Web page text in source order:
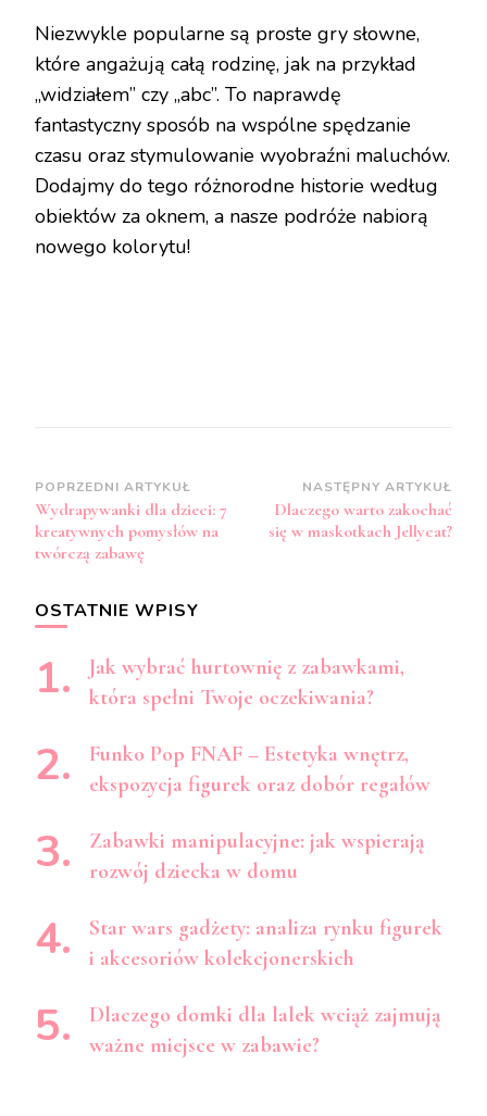
Niezwykle popularne są proste gry słowne,
które angażują całą rodzinę, jak na przykład
„widziałem” czy „abc”. To naprawdę
fantastyczny sposób na wspólne spędzanie
czasu oraz stymulowanie wyobraźni maluchów.
Dodajmy do tego różnorodne historie według
obiektów za oknem, a nasze podróże nabiorą
nowego kolorytu!
Zobacz
wpisy
POPRZEDNI ARTYKUŁ
Wydrapywanki dla dzieci: 7
kreatywnych pomysłów na
twórczą zabawę
NASTĘPNY ARTYKUŁ
Dlaczego warto zakochać
się w maskotkach Jellycat?
OSTATNIE WPISY
Jak wybrać hurtownię z zabawkami,
która spełni Twoje oczekiwania?
Funko Pop FNAF – Estetyka wnętrz,
ekspozycja figurek oraz dobór regałów
Zabawki manipulacyjne: jak wspierają
rozwój dziecka w domu
Star wars gadżety: analiza rynku figurek
i akcesoriów kolekcjonerskich
Dlaczego domki dla lalek wciąż zajmują
ważne miejsce w zabawie?